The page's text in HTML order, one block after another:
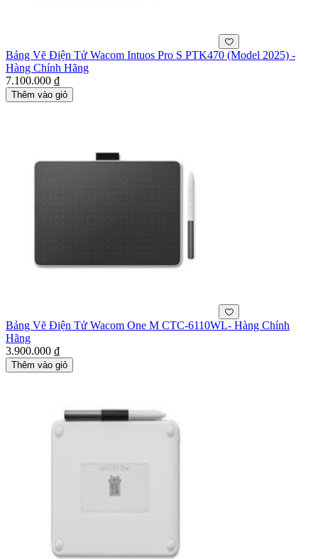
Bảng Vẽ Điện Tử Wacom Intuos Pro S PTK470 (Model 2025) -
Hàng Chính Hãng
7.100.000 ₫
Thêm vào giỏ
Bảng Vẽ Điện Tử Wacom One M CTC-6110WL- Hàng Chính
Hãng
3.900.000 ₫
Thêm vào giỏ